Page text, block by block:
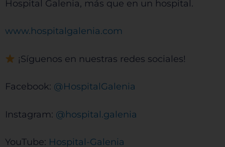
Hospital Galenia, más que en un hospital.
www.hospitalgalenia.com
¡Síguenos en nuestras redes sociales!
Facebook: @HospitalGalenia
Instagram: @hospital.galenia
YouTube: Hospital-Galenia